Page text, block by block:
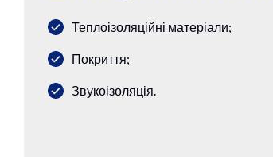
Теплоізоляційні матеріали;
Покриття;
Звукоізоляція.